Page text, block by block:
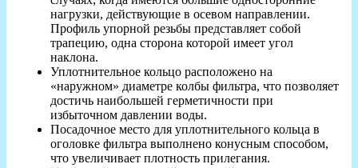
нагрузки, действующие в осевом направлении.
Профиль упорной резьбы представляет собой
трапецию, одна сторона которой имеет угол
наклона.
Уплотнительное кольцо расположено на
«наружном» диаметре колбы фильтра, что позволяет
достичь наибольшей герметичности при
избыточном давлении воды.
Посадочное место для уплотнительного кольца в
оголовке фильтра выполнено конусным способом,
что увеличивает плотность прилегания.